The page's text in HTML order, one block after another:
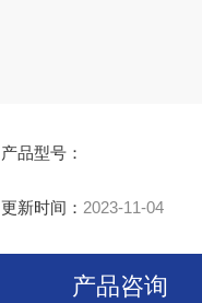
产品型号：
更新时间： 2023-11-04
产品咨询